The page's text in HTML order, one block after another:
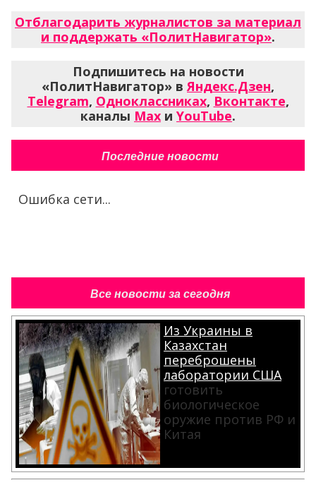
Отблагодарить журналистов за материал
и поддержать «ПолитНавигатор».
Подпишитесь на новости
«ПолитНавигатор» вЯндекс.Дзен,
Telegram, Одноклассниках, Вконтакте,
каналы Max и YouTube.
Последние новости
Ошибка сети...
Все новости за сегодня
Из Украины в
Казахстан
переброшены
лаборатории США
готовить
биологическое
оружие против РФ и
Китая